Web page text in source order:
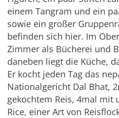
einem Tangram und ein
sowie ein großer
befinden sich hier. Im
Zimmer als Bücherei und
daneben liegt die Küche,
Er kocht jeden Tag das
Nationalgericht Dal Bhat,
gekochtem Reis, 4mal mit
Rice, einer Art von